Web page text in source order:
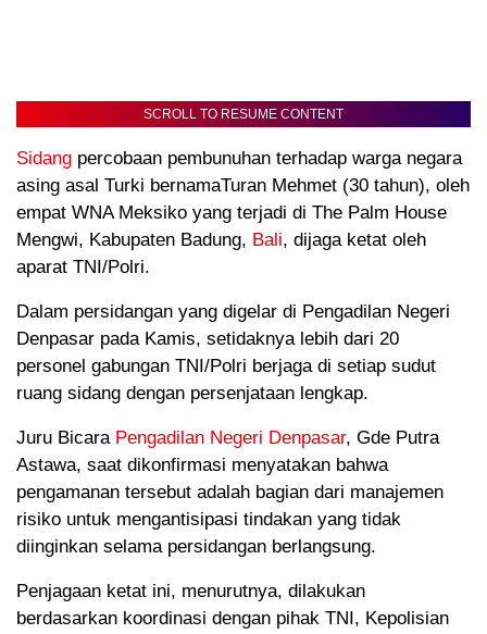
SCROLL TO RESUME CONTENT
Sidang percobaan pembunuhan terhadap warga negara
asing asal Turki bernamaTuran Mehmet (30 tahun), oleh
empat WNA Meksiko yang terjadi di The Palm House
Mengwi, Kabupaten Badung, Bali, dijaga ketat oleh
aparat TNI/Polri.
Dalam persidangan yang digelar di Pengadilan Negeri
Denpasar pada Kamis, setidaknya lebih dari 20
personel gabungan TNI/Polri berjaga di setiap sudut
ruang sidang dengan persenjataan lengkap.
Juru Bicara Pengadilan Negeri Denpasar, Gde Putra
Astawa, saat dikonfirmasi menyatakan bahwa
pengamanan tersebut adalah bagian dari manajemen
risiko untuk mengantisipasi tindakan yang tidak
diinginkan selama persidangan berlangsung.
Penjagaan ketat ini, menurutnya, dilakukan
berdasarkan koordinasi dengan pihak TNI, Kepolisian